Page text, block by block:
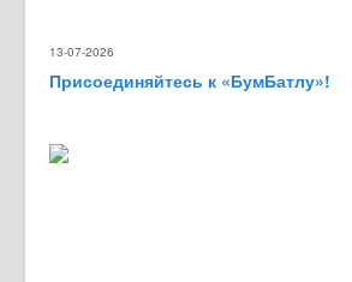
13-07-2026
Присоединяйтесь к «БумБатлу»!